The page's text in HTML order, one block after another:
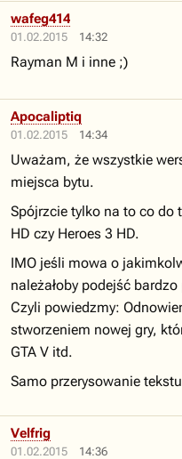
01.02.2015 14:32
wafeg414
Rayman M i inne ;)
01.02.2015 14:34
Apocaliptiq
Uważam, że wszystkie
miejsca bytu.
Spójrzcie tylko na to co do
HD czy Heroes 3 HD.
IMO jeśli mowa o
należałoby podejść
Czyli powiedzmy:
stworzeniem nowej gry,
GTA V itd.
Samo przerysowanie
01.02.2015 14:36
Velfrig